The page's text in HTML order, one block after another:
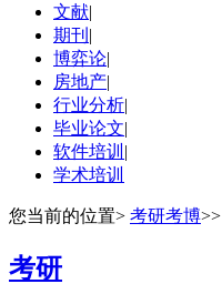
文献|
期刊 |
博弈论|
房地产|
行业分析|
毕业论文|
软件培训 |
学术培训
您当前的位置> 考研考博>>
考研